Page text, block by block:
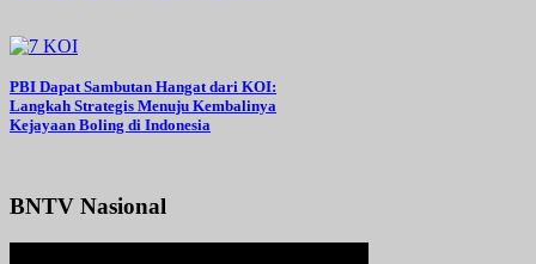
PBI Dapat Sambutan Hangat dari KOI:
Langkah Strategis Menuju Kembalinya
Kejayaan Boling di Indonesia
BNTV Nasional